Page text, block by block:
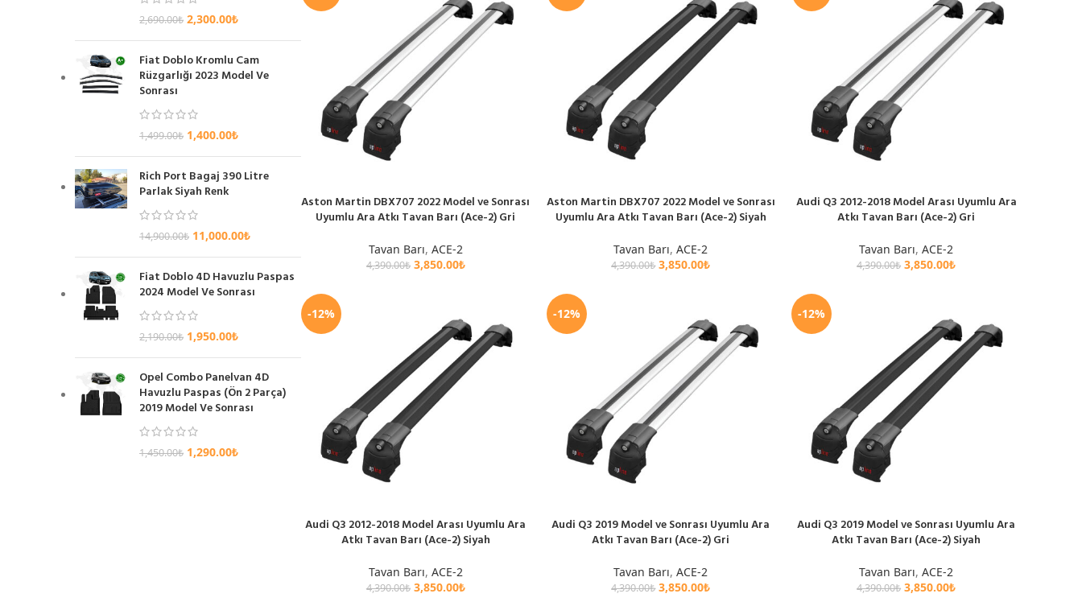
2,690.00₺ 2,300.00₺
Fiat Doblo Kromlu Cam
Rüzgarlığı 2023 Model Ve
Sonrası
1,499.00₺ 1,400.00₺
Rich Port Bagaj 390 Litre
Parlak Siyah Renk
14,900.00₺ 11,000.00₺
Fiat Doblo 4D Havuzlu Paspas
2024 Model Ve Sonrası
2,190.00₺ 1,950.00₺
Opel Combo Panelvan 4D
Havuzlu Paspas (Ön 2 Parça)
2019 Model Ve Sonrası
1,450.00₺ 1,290.00₺
SEPETE EKLE
Aston Martin DBX707 2022 Model ve Sonrası
Uyumlu Ara Atkı Tavan Barı (Ace-2) Gri
Tavan Barı, ACE-2
4,390.00₺ 3,850.00₺
SEPETE EKLE
Aston Martin DBX707 2022 Model ve Sonrası
Uyumlu Ara Atkı Tavan Barı (Ace-2) Siyah
Tavan Barı,ACE-2
4,390.00₺ 3,850.00₺
SEPETE EKLE
Audi Q3 2012-2018 Model Arası Uyumlu Ara
Atkı Tavan Barı (Ace-2) Gri
Tavan Barı,ACE-2
4,390.00₺ 3,850.00₺
-12%
SEPETE EKLE
Audi Q3 2012-2018 Model Arası Uyumlu Ara
Atkı Tavan Barı (Ace-2) Siyah
Tavan Barı, ACE-2
4,390.00₺ 3,850.00₺
-12%
SEPETE EKLE
Audi Q3 2019 Model ve Sonrası Uyumlu Ara
Atkı Tavan Barı (Ace-2) Gri
Tavan Barı,ACE-2
4,390.00₺ 3,850.00₺
-12%
SEPETE EKLE
Audi Q3 2019 Model ve Sonrası Uyumlu Ara
Atkı Tavan Barı (Ace-2) Siyah
Tavan Barı,ACE-2
4,390.00₺ 3,850.00₺